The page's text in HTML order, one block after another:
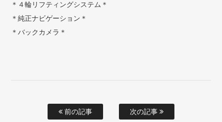
＊４輪リフティングシステム＊
＊純正ナビゲーション＊
＊バックカメラ＊
前の記事 次の記事